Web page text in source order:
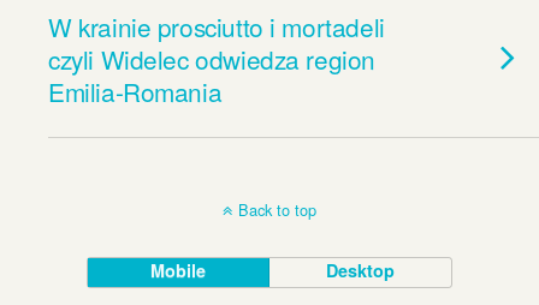
W krainie prosciutto i mortadeli
czyli Widelec odwiedza region
Emilia-Romania
Back to top
Mobile Desktop